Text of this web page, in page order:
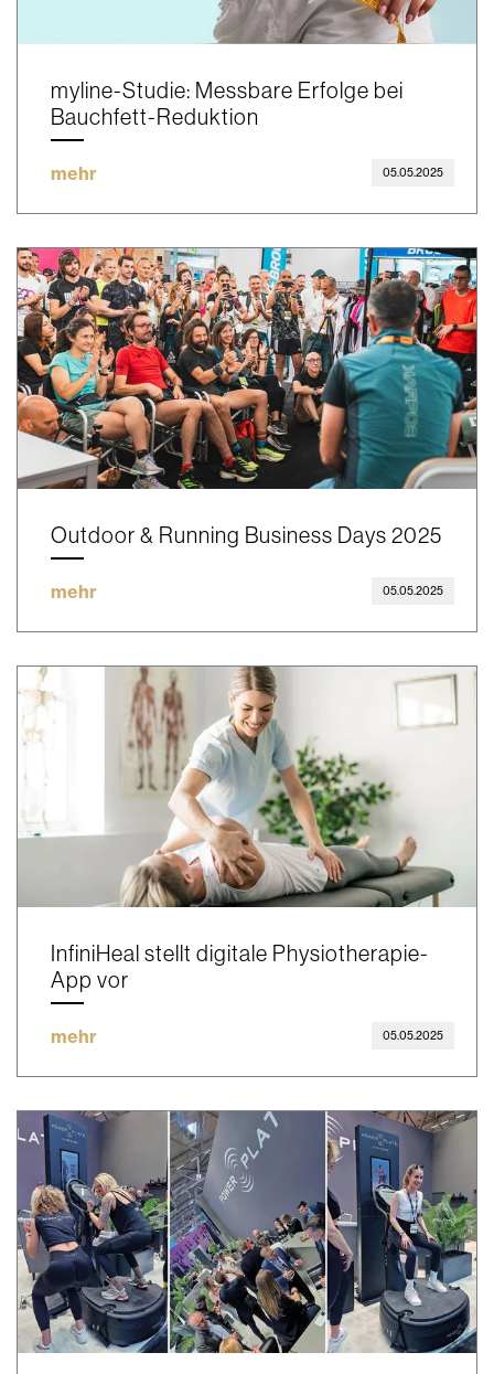
myline-Studie: Messbare Erfolge bei
Bauchfett-Reduktion
mehr 05.05.2025
Outdoor & Running Business Days 2025
mehr 05.05.2025
InfiniHeal stellt digitale Physiotherapie-
App vor
mehr 05.05.2025